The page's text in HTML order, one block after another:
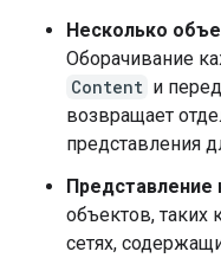
Несколько
Оборачивание
Content и
возвращает
представления
Представление
объектов, таких
сетях,